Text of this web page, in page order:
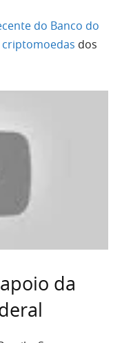
do Banco do
dos
da